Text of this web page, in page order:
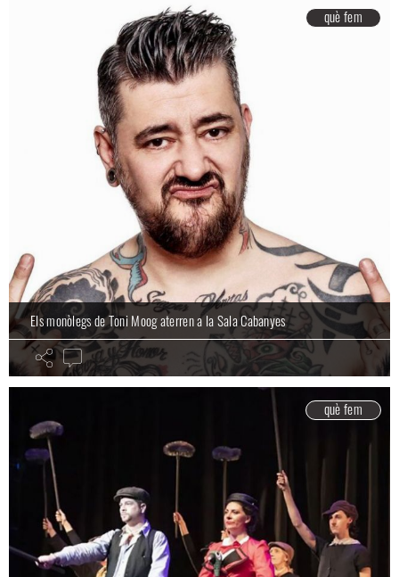
què fem
Els monòlegs de Toni Moog aterren a la Sala Cabanyes
què fem